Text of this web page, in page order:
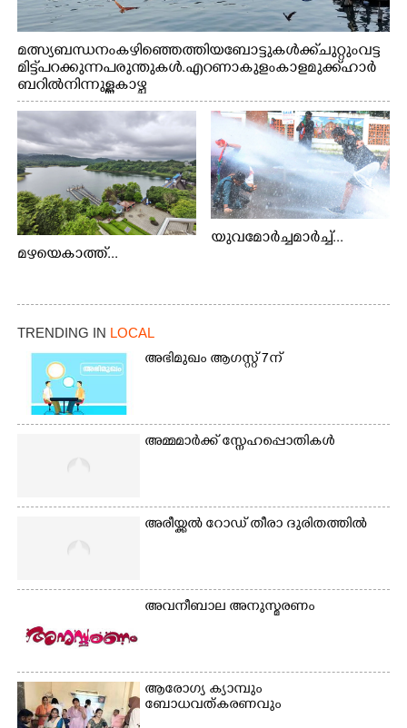
മത്സ്യബന്ധനം കഴിഞ്ഞെത്തിയ ബോട്ടുകൾക്ക് ചുറ്റും വട്ട
മിട്ട് പറക്കുന്ന പരുന്തുകൾ. എറണാകുളം കാളമുക്ക് ഹാർ
ബറിൽ നിന്നുള്ള കാഴ്ച
മഴയെകാത്ത്...
യുവമോർച്ചമാർച്ച്...
TRENDING IN LOCAL
അഭിമുഖം ആഗസ്റ്റ് 7ന്
അമ്മമാർക്ക് സ്നേഹപ്പൊതികൾ
അരീയ്ക്കൽ റോഡ് തീരാ ദുരിതത്തിൽ
അവനീബാല അനുസ്മരണം
ആരോഗ്യ ക്യാമ്പും
ബോധവത്കരണവും